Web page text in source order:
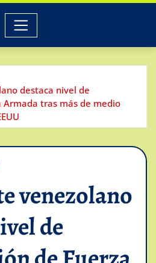
destaca nivel de
Armada tras más de medio
venezolano
de